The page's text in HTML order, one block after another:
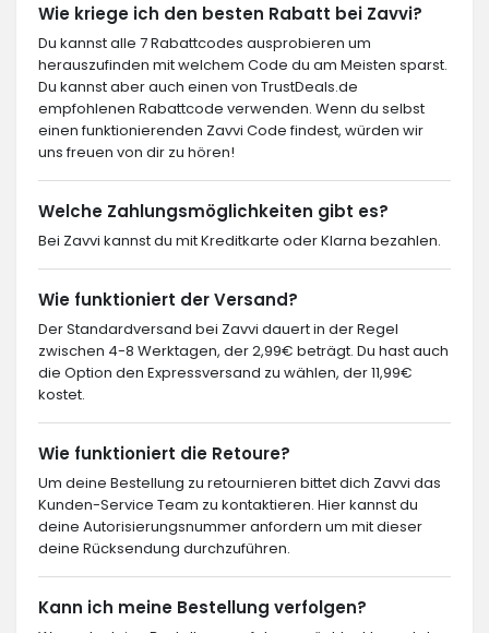
Wie kriege ich den besten Rabatt bei Zavvi?
Du kannst alle 7 Rabattcodes ausprobieren um
herauszufinden mit welchem Code du am Meisten sparst.
Du kannst aber auch einen von TrustDeals.de
empfohlenen Rabattcode verwenden. Wenn du selbst
einen funktionierenden Zavvi Code findest, würden wir
uns freuen von dir zu hören!
Welche Zahlungsmöglichkeiten gibt es?
Bei Zavvi kannst du mit Kreditkarte oder Klarna bezahlen.
Wie funktioniert der Versand?
Der Standardversand bei Zavvi dauert in der Regel
zwischen 4-8 Werktagen, der 2,99€ beträgt. Du hast auch
die Option den Expressversand zu wählen, der 11,99€
kostet.
Wie funktioniert die Retoure?
Um deine Bestellung zu retournieren bittet dich Zavvi das
Kunden-Service Team zu kontaktieren. Hier kannst du
deine Autorisierungsnummer anfordern um mit dieser
deine Rücksendung durchzuführen.
Kann ich meine Bestellung verfolgen?